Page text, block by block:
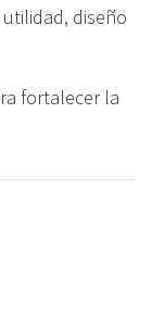
diseño
fortalecer la